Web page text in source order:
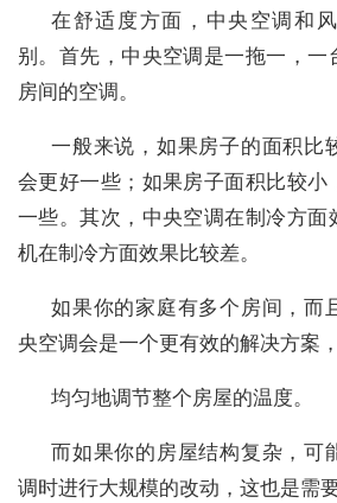
在舒适度方面，中央空调和
别。首先，中央空调是一拖一，一
房间的空调。
一般来说，如果房子的面积比
会更好一些；如果房子面积比较小
一些。其次，中央空调在制冷方面
机在制冷方面效果比较差。
如果你的家庭有多个房间，而
央空调会是一个更有效的解决方案
均匀地调节整个房屋的温度。
而如果你的房屋结构复杂，可
调时进行大规模的改动，这也是需